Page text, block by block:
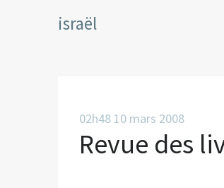
israël
02h48 10 mars 2008
Revue des